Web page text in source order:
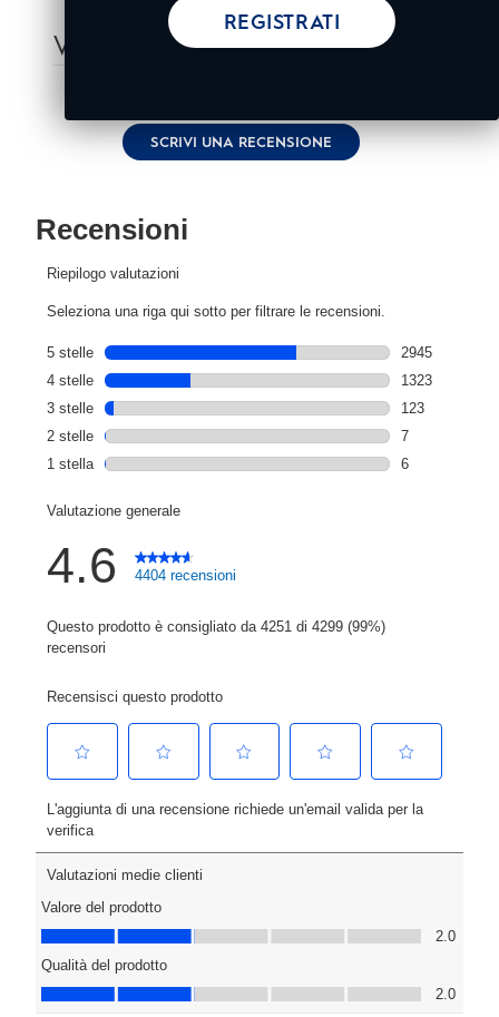
VALUTAZIONI & RECENSIONI
recensioni.
Stesso
link
SCRIVI UNA RECENSIONE
REGISTRATI